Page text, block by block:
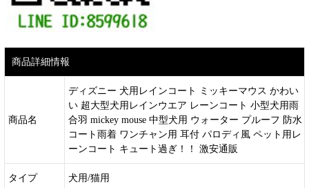
商品詳細情報
商品名
ディズニー 犬用レインコート ミッキーマウス かわい
い 超大型犬用レインウエア レーンコート 小型犬用雨
合羽 mickey mouse 中型犬用 ウォーター プルーフ 防水
コート雨着 ワンチャン用 耳付 パロディ風 ペット用レ
ーンコート キュート過ぎ！！ 激安通販
タイプ 犬用/猫用